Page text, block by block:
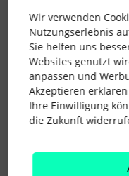
Outlook
Wir verwenden
Nutzungserlebnis
Sie helfen uns
Websites genutzt
anpassen und
Akzeptieren
Ihre Einwilligung
die Zukunft